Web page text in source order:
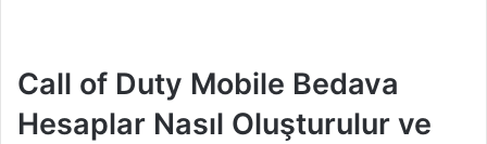
Call of Duty Mobile Bedava
Hesaplar Nasıl Oluşturulur ve